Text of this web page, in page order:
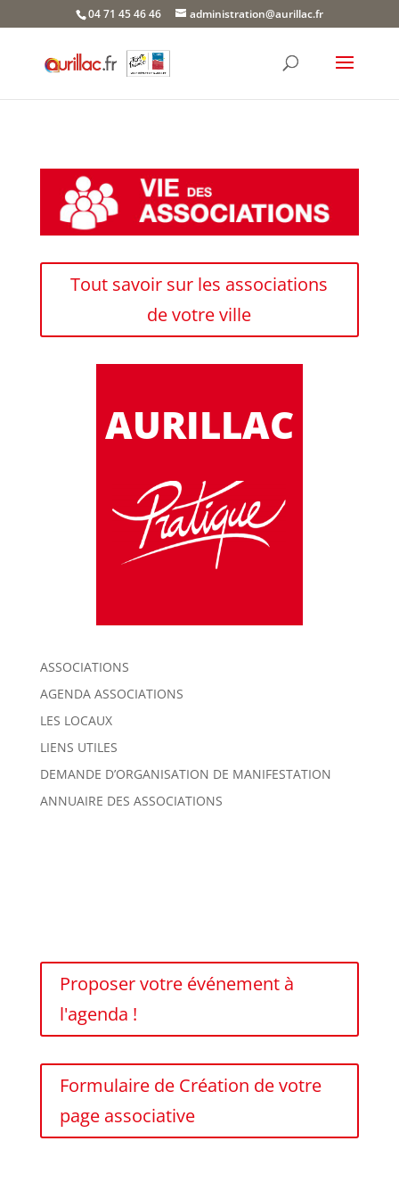
04 71 45 46 46 administration@aurillac.fr
Tout savoir sur les associations
de votre ville
AURILLAC
ASSOCIATIONS
AGENDA ASSOCIATIONS
LES LOCAUX
LIENS UTILES
DEMANDE D’ORGANISATION DE MANIFESTATION
ANNUAIRE DES ASSOCIATIONS
Proposer votre événement à
l'agenda !
Formulaire de Création de votre
page associative